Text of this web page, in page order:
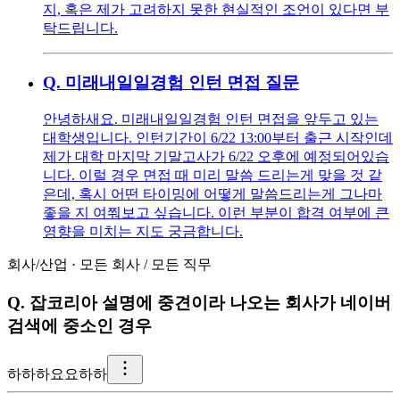
지, 혹은 제가 고려하지 못한 현실적인 조언이 있다면 부
탁드립니다.
Q. 미래내일일경험 인턴 면접 질문
안녕하새요. 미래내일일경험 인턴 면접을 앞두고 있는
대학생입니다. 인턴기간이 6/22 13:00부터 출근 시작인데
제가 대학 마지막 기말고사가 6/22 오후에 예정되어있습
니다. 이럴 경우 면접 때 미리 말씀 드리는게 맞을 것 같
은데, 혹시 어떤 타이밍에 어떻게 말씀드리는게 그나마
좋을 지 여쭤보고 싶습니다. 이런 부분이 합격 여부에 큰
영향을 미치는 지도 궁금합니다.
회사/산업 · 모든 회사 / 모든 직무
Q. 잡코리아 설명에 중견이라 나오는 회사가 네이버
검색에 중소인 경우
하하하요요하하